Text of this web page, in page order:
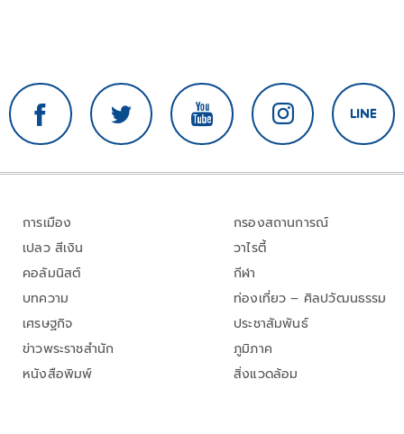
การเมือง
เปลว สีเงิน
คอลัมนิสต์
บทความ
เศรษฐกิจ
ข่าวพระราชสำนัก
หนังสือพิมพ์
กรองสถานการณ์
วาไรตี้
กีฬา
ท่องเที่ยว – ศิลปวัฒนธรรม
ประชาสัมพันธ์
ภูมิภาค
สิ่งแวดล้อม